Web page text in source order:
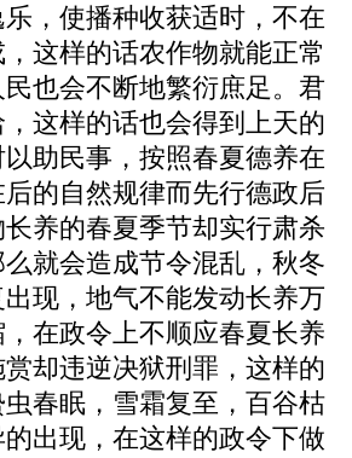
，使播种收获适时，不在
这样的话农作物就能正常
也会不断地繁衍庶足。君
这样的话也会得到上天的
助民事，按照春夏德养在
的自然规律而先行德政后
养的春夏季节却实行肃杀
就会造成节令混乱，秋冬
现，地气不能发动长养万
在政令上不顺应春夏长养
却违逆决狱刑罪，这样的
春眠，雪霜复至，百谷枯
出现，在这样的政令下做